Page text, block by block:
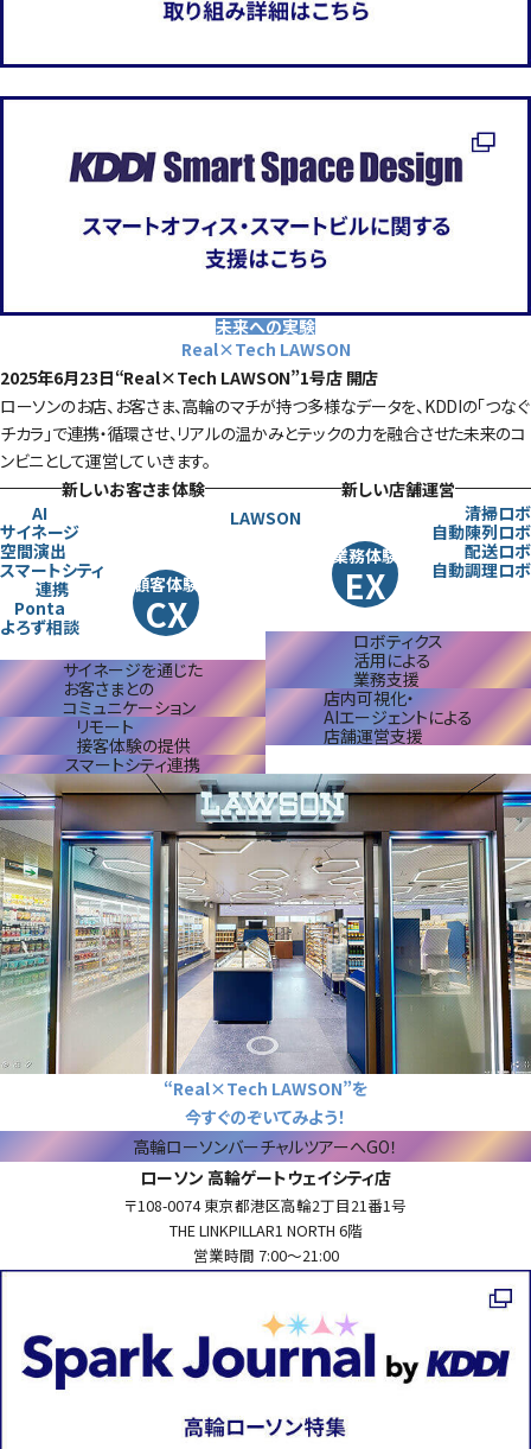
未来への実験
Real×Tech LAWSON
2025年6月23日“Real×Tech LAWSON”1号店 開店
ローソンのお店、お客さま、高輪のマチが持つ多様なデータを、 KDDIの「つなぐ
チカラ」で連携・循環させ、 リアルの温かみとテックの力を融合させた未来のコ
ンビニとして運営していきます。
新しいお客さま体験
新しい店舗運営
LAWSON
顧客体験
CX
AI
サイネージ
空間演出
スマートシティ
連携
Ponta
よろず相談
サイネージを通じた
お客さまとの
コミュニケーション
リモート
接客体験の提供
スマートシティ連携
業務体験
EX
清掃ロボ
自動陳列ロボ
配送ロボ
自動調理ロボ
ロボティクス
活用による
業務支援
店内可視化・
AIエージェントによる
店舗運営支援
“Real×Tech LAWSON”を
今すぐのぞいてみよう！
高輪ローソンバーチャルツアーへGO！
ローソン 高輪ゲートウェイシティ店
〒108-0074 東京都港区高輪2丁目21番1号
THE LINKPILLAR1 NORTH 6階
営業時間 7:00～21:00